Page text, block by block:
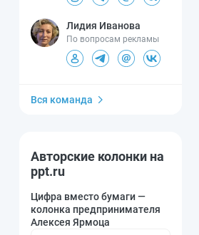
Лидия Иванова
По вопросам рекламы
Вся команда
Авторские колонки на
ppt.ru
Цифра вместо бумаги —
колонка предпринимателя
Алексея Ярмоца